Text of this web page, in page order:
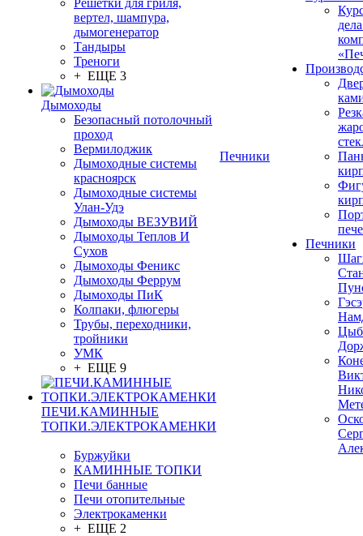
Решетки для гриля,
вертел, шампура,
дымогенератор
Тандыры
Треноги
+ ЕЩЕ 3
Дымоходы
Безопасный потолочный
проход
Вермилоджик
Дымоходные системы
красноярск
Дымоходные системы
Улан-Удэ
Дымоходы ВЕЗУВИЙ
Дымоходы Теплов И
Сухов
Дымоходы Феникс
Дымоходы Феррум
Дымоходы ПиК
Колпаки, флюгеры
Трубы, переходники,
тройники
УМК
+ ЕЩЕ 9
ПЕЧИ.КАМИННЫЕ
ТОПКИ.ЭЛЕКТРОКАМЕНКИ
Буржуйки
КАМИННЫЕ ТОПКИ
Печи банные
Печи отопительные
Электрокаменки
+ ЕЩЕ 2
Печники
Печники